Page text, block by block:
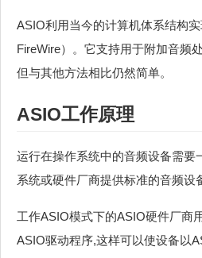
ASIO利用当今的计算机体系结构
FireWire）。它支持用于附加音频
但与其他方法相比仍然简单。
ASIO工作原理
运行在操作系统中的音频设备需要
系统或硬件厂商提供标准的音频设
工作ASIO模式下的ASIO硬件厂商
ASIO驱动程序,这样可以使设备以